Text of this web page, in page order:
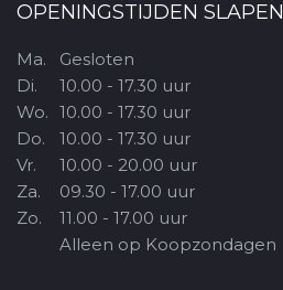
OPENINGSTIJDEN SLAPEN
Ma.
Di.
Wo.
Do.
Vr.
Za.
Zo.
Gesloten
10.00 - 17.30 uur
10.00 - 17.30 uur
10.00 - 17.30 uur
10.00 - 20.00 uur
09.30 - 17.00 uur
11.00 - 17.00 uur
Alleen op Koopzondagen